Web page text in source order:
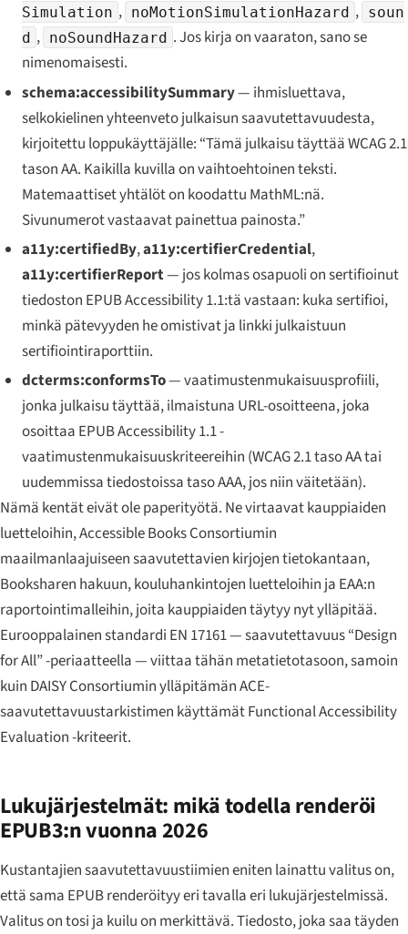
Simulation , noMotionSimulationHazard , soun
d , noSoundHazard . Jos kirja on vaaraton, sano se
nimenomaisesti.
schema:accessibilitySummary— ihmisluettava,
selkokielinen yhteenveto julkaisun saavutettavuudesta,
kirjoitettu loppukäyttäjälle: “Tämä julkaisu täyttää WCAG 2.1
tason AA. Kaikilla kuvilla on vaihtoehtoinen teksti.
Matemaattiset yhtälöt on koodattu MathML:nä.
Sivunumerot vastaavat painettua painosta.”
a11y:certifiedBy,a11y:certifierCredential,
a11y:certifierReport— jos kolmas osapuoli on sertifioinut
tiedoston EPUB Accessibility 1.1:tä vastaan: kuka sertifioi,
minkä pätevyyden he omistivat ja linkki julkaistuun
sertifiointiraporttiin.
dcterms:conformsTo— vaatimustenmukaisuusprofiili,
jonka julkaisu täyttää, ilmaistuna URL-osoitteena, joka
osoittaa EPUB Accessibility 1.1 -
vaatimustenmukaisuuskriteereihin (WCAG 2.1 taso AA tai
uudemmissa tiedostoissa taso AAA, jos niin väitetään).
Nämä kentät eivät ole paperityötä. Ne virtaavat kauppiaiden
luetteloihin, Accessible Books Consortiumin
maailmanlaajuiseen saavutettavien kirjojen tietokantaan,
Booksharen hakuun, kouluhankintojen luetteloihin ja EAA:n
raportointimalleihin, joita kauppiaiden täytyy nyt ylläpitää.
Eurooppalainen standardi EN 17161 — saavutettavuus “Design
for All” -periaatteella — viittaa tähän metatietotasoon, samoin
kuin DAISY Consortiumin ylläpitämän ACE-
saavutettavuustarkistimen käyttämät Functional Accessibility
Evaluation -kriteerit.
Lukujärjestelmät: mikä todella renderöi
EPUB3:n vuonna 2026
Kustantajien saavutettavuustiimien eniten lainattu valitus on,
että sama EPUB renderöityy eri tavalla eri lukujärjestelmissä.
Valitus on tosi ja kuilu on merkittävä. Tiedosto, joka saa täyden